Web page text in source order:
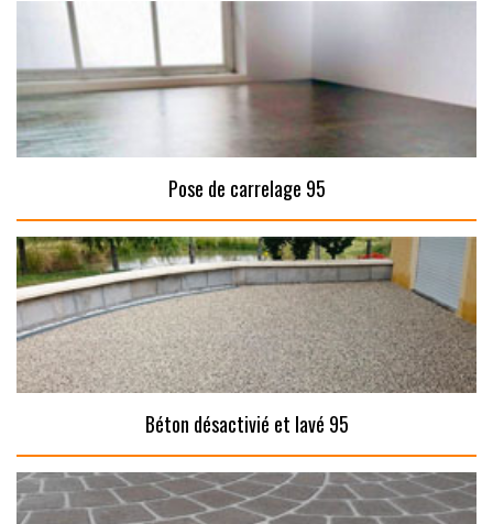
Pose de carrelage 95
Béton désactivié et lavé 95